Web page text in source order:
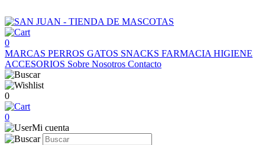
0
MARCAS PERROS GATOS SNACKS FARMACIA HIGIENE
ACCESORIOS Sobre Nosotros Contacto
0
0
Mi cuenta